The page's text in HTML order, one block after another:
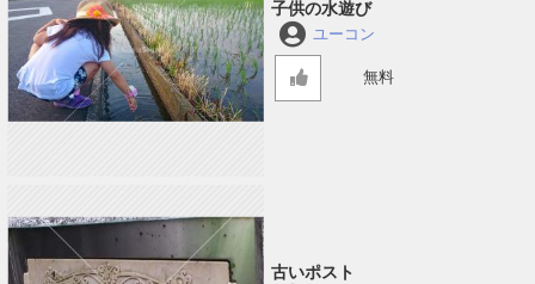
子供の水遊び
ユーコン
無料
古いポスト